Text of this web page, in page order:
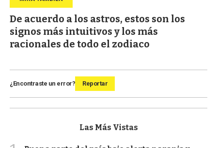
De acuerdo a los astros, estos son los
signos más intuitivos y los más
racionales de todo el zodiaco
¿Encontraste un error? Reportar
Las Más Vistas